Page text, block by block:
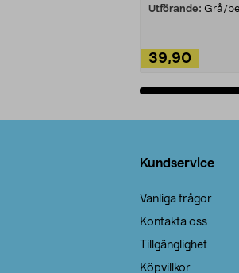
Utförande: Grå/
39,90
Kundservice
Vanliga frågor
Kontakta oss
Tillgänglighet
Köpvillkor